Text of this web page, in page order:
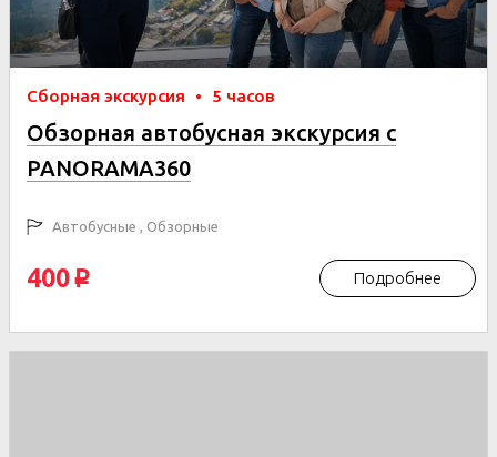
Сборная экскурсия • 5 часов
Обзорная автобусная экскурсия с
PANORAMA360
Автобусные , Обзорные
400 p Подробнее